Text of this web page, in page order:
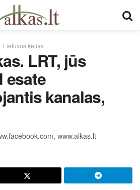
Lietuvos kelias
LRT, jūs
esate
kanalas,
www.alkas.lt